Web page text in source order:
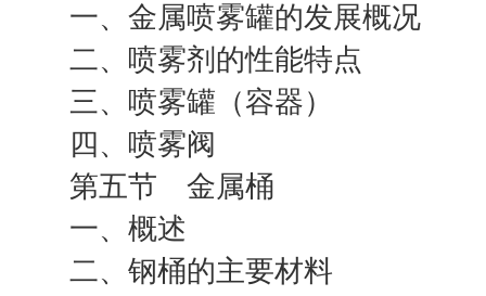
一、金属喷雾罐的发展概况
二、喷雾剂的性能特点
三、喷雾罐（容器）
四、喷雾阀
第五节 金属桶
一、概述
二、钢桶的主要材料